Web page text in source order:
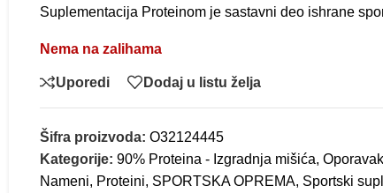
Suplementacija Proteinom je sastavni deo ishrane
Nema na zalihama
Uporedi Dodaj u listu želja
Šifra proizvoda: O32124445
Kategorije: 90% Proteina - Izgradnja mišića,
Nameni, Proteini, SPORTSKA OPREMA, Sportski